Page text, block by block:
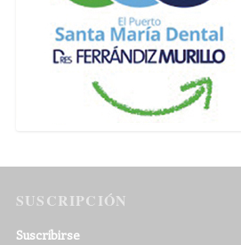
SUSCRIPCIÓN
Suscribirse